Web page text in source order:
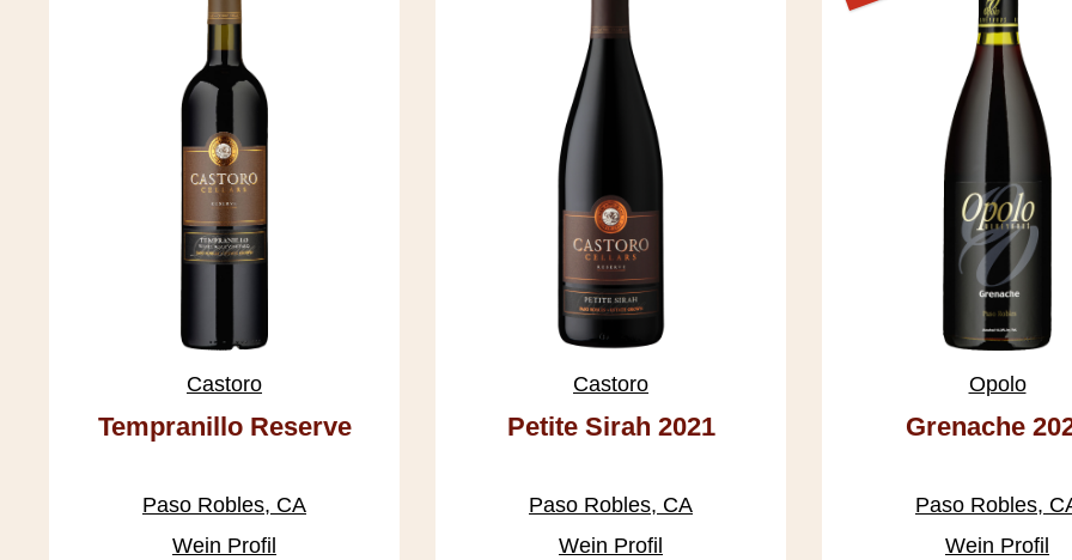
Castoro
Tempranillo Reserve
Paso Robles, CA
Wein Profil
Castoro
Petite Sirah 2021
Paso Robles, CA
Wein Profil
Opolo
Grenache
Paso Robles,
Wein Profil